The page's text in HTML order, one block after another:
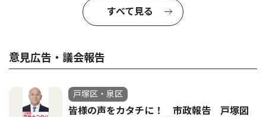
すべて見る
意見広告・議会報告
戸塚区・泉区
皆様の声をカタチに！ 市政報告 戸塚図